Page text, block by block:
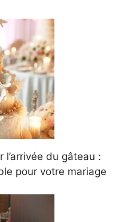
du gâteau :
pour votre mariage